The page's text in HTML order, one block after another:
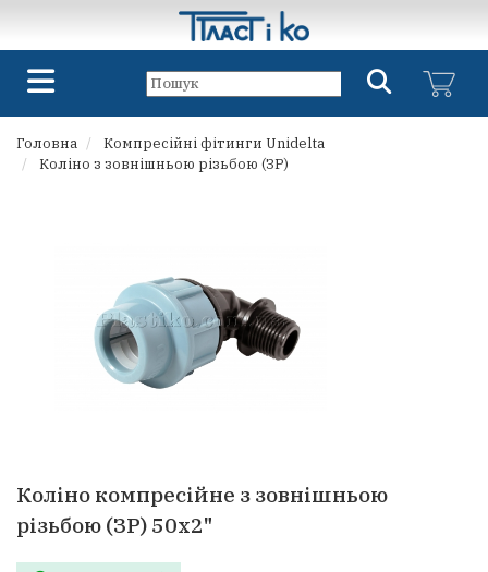
Головна
Компресійні фітинги Unidelta
Коліно з зовнішньою різьбою (ЗР)
Коліно компресійне з зовнішньою
різьбою (ЗР) 50х2"